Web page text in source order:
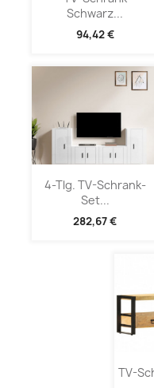
Schwarz...
94,42 €
4-Tlg. TV-Schrank-
Set...
282,67 €
TV-